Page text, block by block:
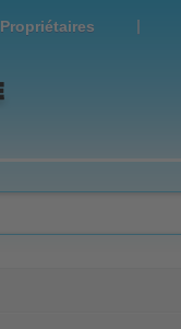
Propriétaires |